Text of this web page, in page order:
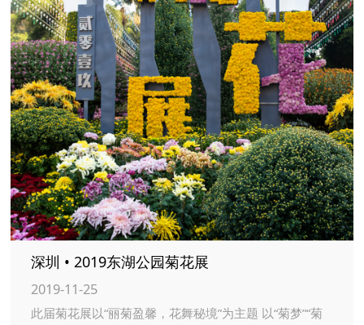
深圳 • 2019东湖公园菊花展
2019-11-25
此届菊花展以“丽菊盈馨，花舞秘境”为主题 以“菊梦”“菊